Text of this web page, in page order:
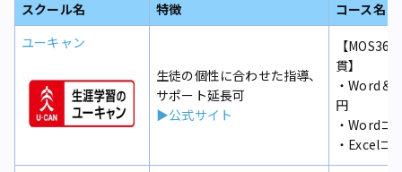
スクール名
特徴
コース名
ユーキャン
生徒の個性に合わせた指導、
サポート延長可
▶公式サイト
【
貫】
・Word＆
円
・Wordコ
・Excelコ